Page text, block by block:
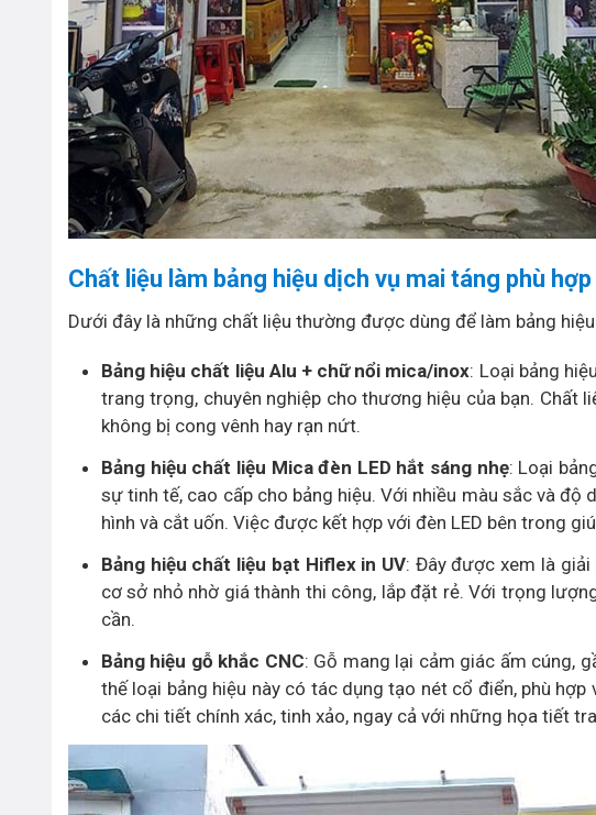
Chất liệu làm bảng hiệu dịch vụ mai táng phù hợp
Dưới đây là những chất liệu thường được dùng để làm bảng
Bảng hiệu chất liệu Alu + chữ nổi mica/inox: Loại bảng
trang trọng, chuyên nghiệp cho thương hiệu của bạn. Chất
không bị cong vênh hay rạn nứt.
Bảng hiệu chất liệu Mica đèn LED hắt sáng nhẹ: Loại
sự tinh tế, cao cấp cho bảng hiệu. Với nhiều màu sắc và độ
hình và cắt uốn. Việc được kết hợp với đèn LED bên trong
Bảng hiệu chất liệu bạt Hiflex in UV: Đây được xem là giải
cơ sở nhỏ nhờ giá thành thi công, lắp đặt rẻ. Với trọng
cần.
Bảng hiệu gỗ khắc CNC: Gỗ mang lại cảm giác ấm cúng,
thế loại bảng hiệu này có tác dụng tạo nét cổ điển, phù
các chi tiết chính xác, tinh xảo, ngay cả với những họa tiết